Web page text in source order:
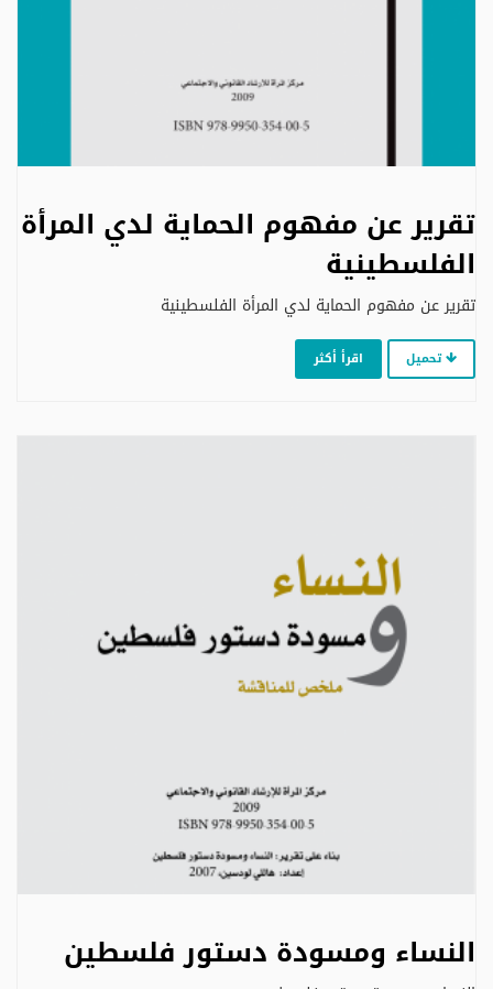
تقرير عن مفهوم الحماية لدي المرأة
الفلسطينية
تقرير عن مفهوم الحماية لدي المرأة الفلسطينية
تحميل اقرأ أكثر
النساء ومسودة دستور فلسطين